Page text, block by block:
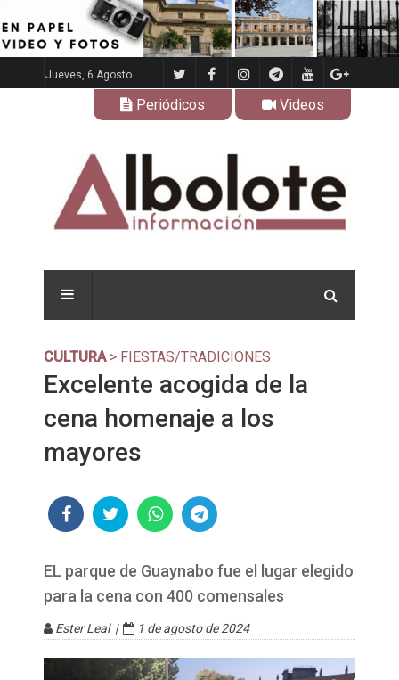
Jueves, 6 Agosto
Periódicos Videos
CULTURA> FIESTAS/TRADICIONES
Excelente acogida de la
cena homenaje a los
mayores
EL parque de Guaynabo fue el lugar elegido
para la cena con 400 comensales
Ester Leal | 1 de agosto de 2024